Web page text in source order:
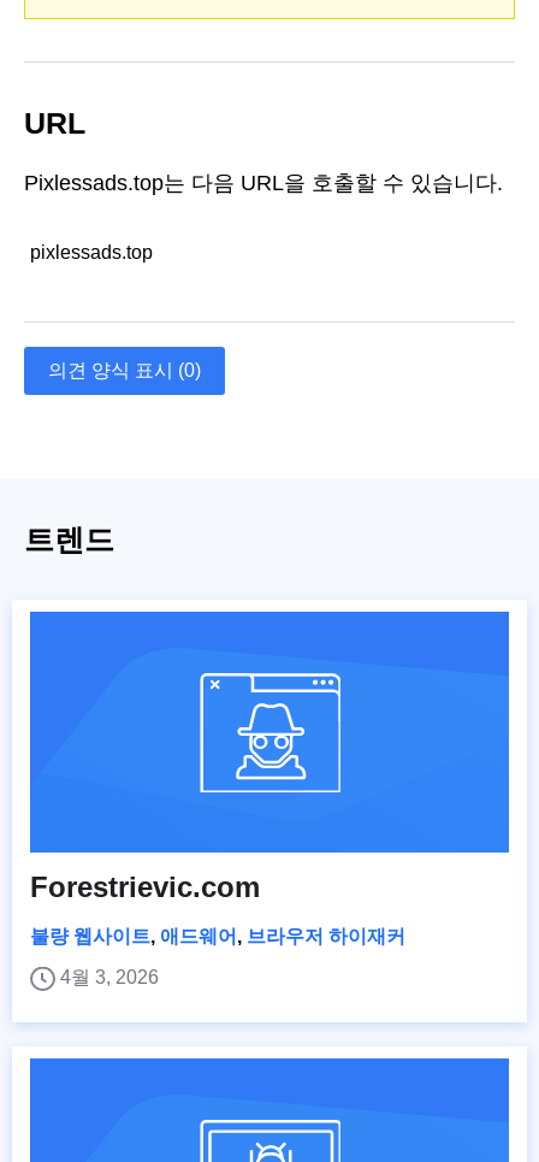
URL
Pixlessads.top는 다음 URL을 호출할 수 있습니다.
pixlessads.top
의견 양식 표시 (0)
트렌드
Forestrievic.com
불량 웹사이트, 애드웨어 , 브라우저 하이재커
4월 3, 2026